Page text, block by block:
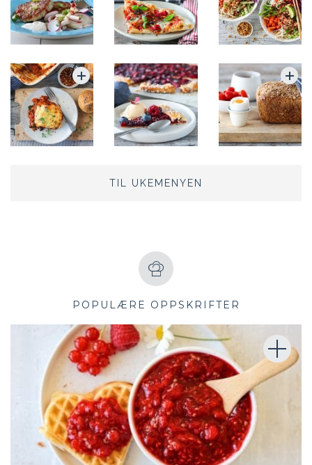
TIL UKEMENYEN
POPULÆRE OPPSKRIFTER